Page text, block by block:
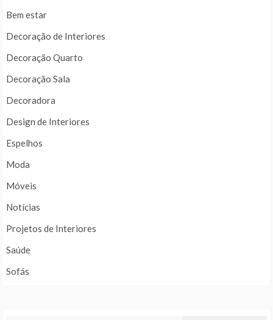
Bem estar
Decoração de Interiores
Decoração Quarto
Decoração Sala
Decoradora
Design de Interiores
Espelhos
Moda
Móveis
Notícias
Projetos de Interiores
Saúde
Sofás